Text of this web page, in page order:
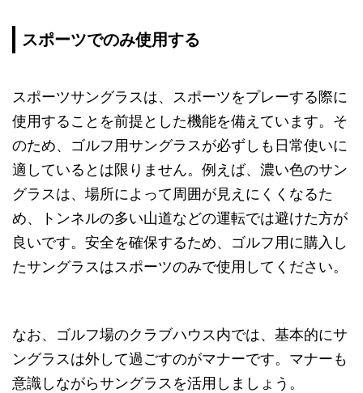
スポーツでのみ使用する
スポーツサングラスは、スポーツをプレーする際に
使用することを前提とした機能を備えています。そ
のため、ゴルフ用サングラスが必ずしも日常使いに
適しているとは限りません。例えば、濃い色のサン
グラスは、場所によって周囲が見えにくくなるた
め、トンネルの多い山道などの運転では避けた方が
良いです。安全を確保するため、ゴルフ用に購入し
たサングラスはスポーツのみで使用してください。
なお、ゴルフ場のクラブハウス内では、基本的にサ
ングラスは外して過ごすのがマナーです。マナーも
意識しながらサングラスを活用しましょう。